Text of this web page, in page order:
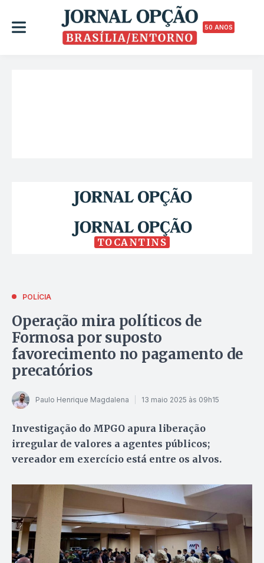
50 ANOS
TOCANTINS
POLÍCIA
Operação mira políticos de
Formosa por suposto
favorecimento no pagamento de
precatórios
Paulo Henrique Magdalena 13 maio 2025 às 09h15
Investigação do MPGO apura liberação
irregular de valores a agentes públicos;
vereador em exercício está entre os alvos.